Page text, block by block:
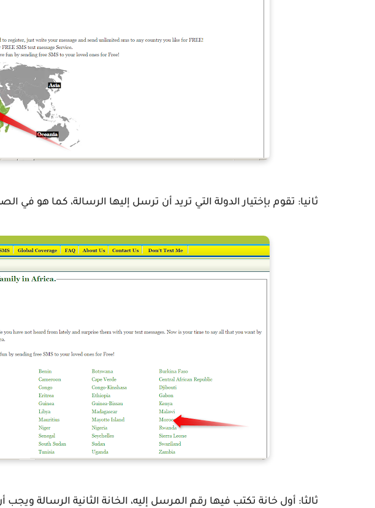
ثانيا: تقوم بإختيار الدولة التي تريد أن ترسل إليها الرسالة، كما هو في
ثالثا: أول خانة تكتب فيها رقم المرسل إليه، الخانة الثانية الرسالة